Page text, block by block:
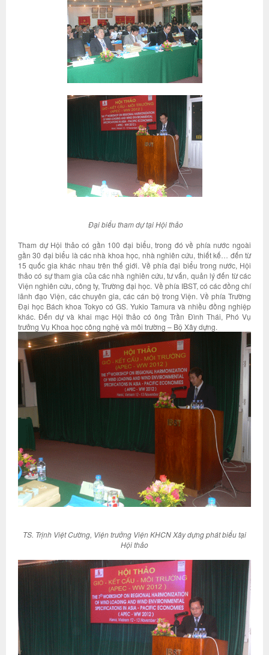
Đại biểu tham dự tại Hội thảo
Tham dự Hội thảo có gần 100 đại biểu, trong đó về phía nước ngoài
gần 30 đại biểu là các nhà khoa học, nhà nghiên cứu, thiết kế… đến từ
15 quốc gia khác nhau trên thế giới. Về phía đại biểu trong nước, Hội
thảo có sự tham gia của các nhà nghiên cứu, tư vấn, quản lý đến từ các
Viện nghiên cứu, công ty, Trường đại học. Về phía IBST, có các đồng chí
lãnh đạo Viện, các chuyên gia, các cán bộ trong Viện. Về phía Trường
Đại học Bách khoa Tokyo có GS. Yukio Tamura và nhiều đồng nghiệp
khác. Đến dự và khai mạc Hội thảo có ông Trần Đình Thái, Phó Vụ
trưởng Vụ Khoa học công nghệ và môi trường – Bộ Xây dựng.
TS. Trịnh Việt Cường, Viện trưởng Viện KHCN Xây dựng phát biểu tại
Hội thảo